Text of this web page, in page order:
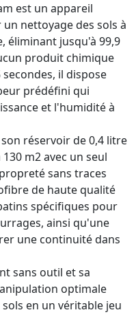
est un appareil
nettoyage des sols à
éliminant jusqu'à 99,9
produit chimique
il dispose
prédéfini qui
et l'humidité à
réservoir de 0,4 litre
m2 avec un seul
sans traces
de haute qualité
spécifiques pour
ainsi qu'une
une continuité dans
sans outil et sa
optimale
en un véritable jeu